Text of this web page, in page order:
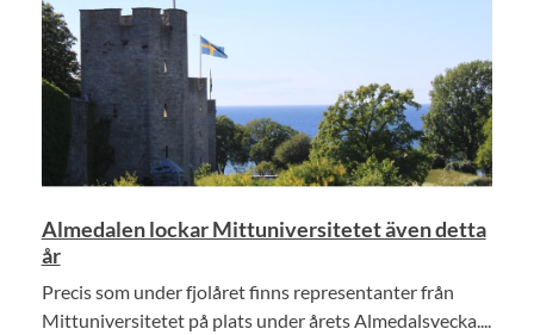
Almedalen lockar Mittuniversitetet även detta
år
Precis som under fjolåret finns representanter från
Mittuniversitetet på plats under årets Almedalsvecka....